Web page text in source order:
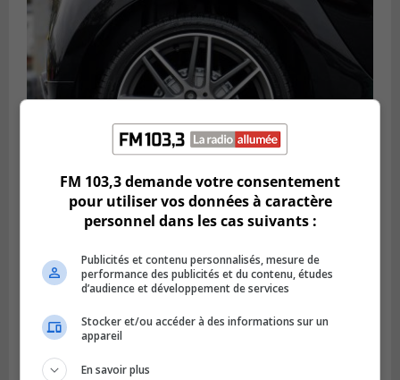
LONGUEUIL
Des jeunes ciblent la Montérégie pour
le Défi écrou de roue
FM 103,3 demande votre consentement
pour utiliser vos données à caractère
personnel dans les cas suivants :
Publicités et contenu personnalisés, mesure de
performance des publicités et du contenu, études
d’audience et développement de services
Stocker et/ou accéder à des informations sur un
appareil
En savoir plus